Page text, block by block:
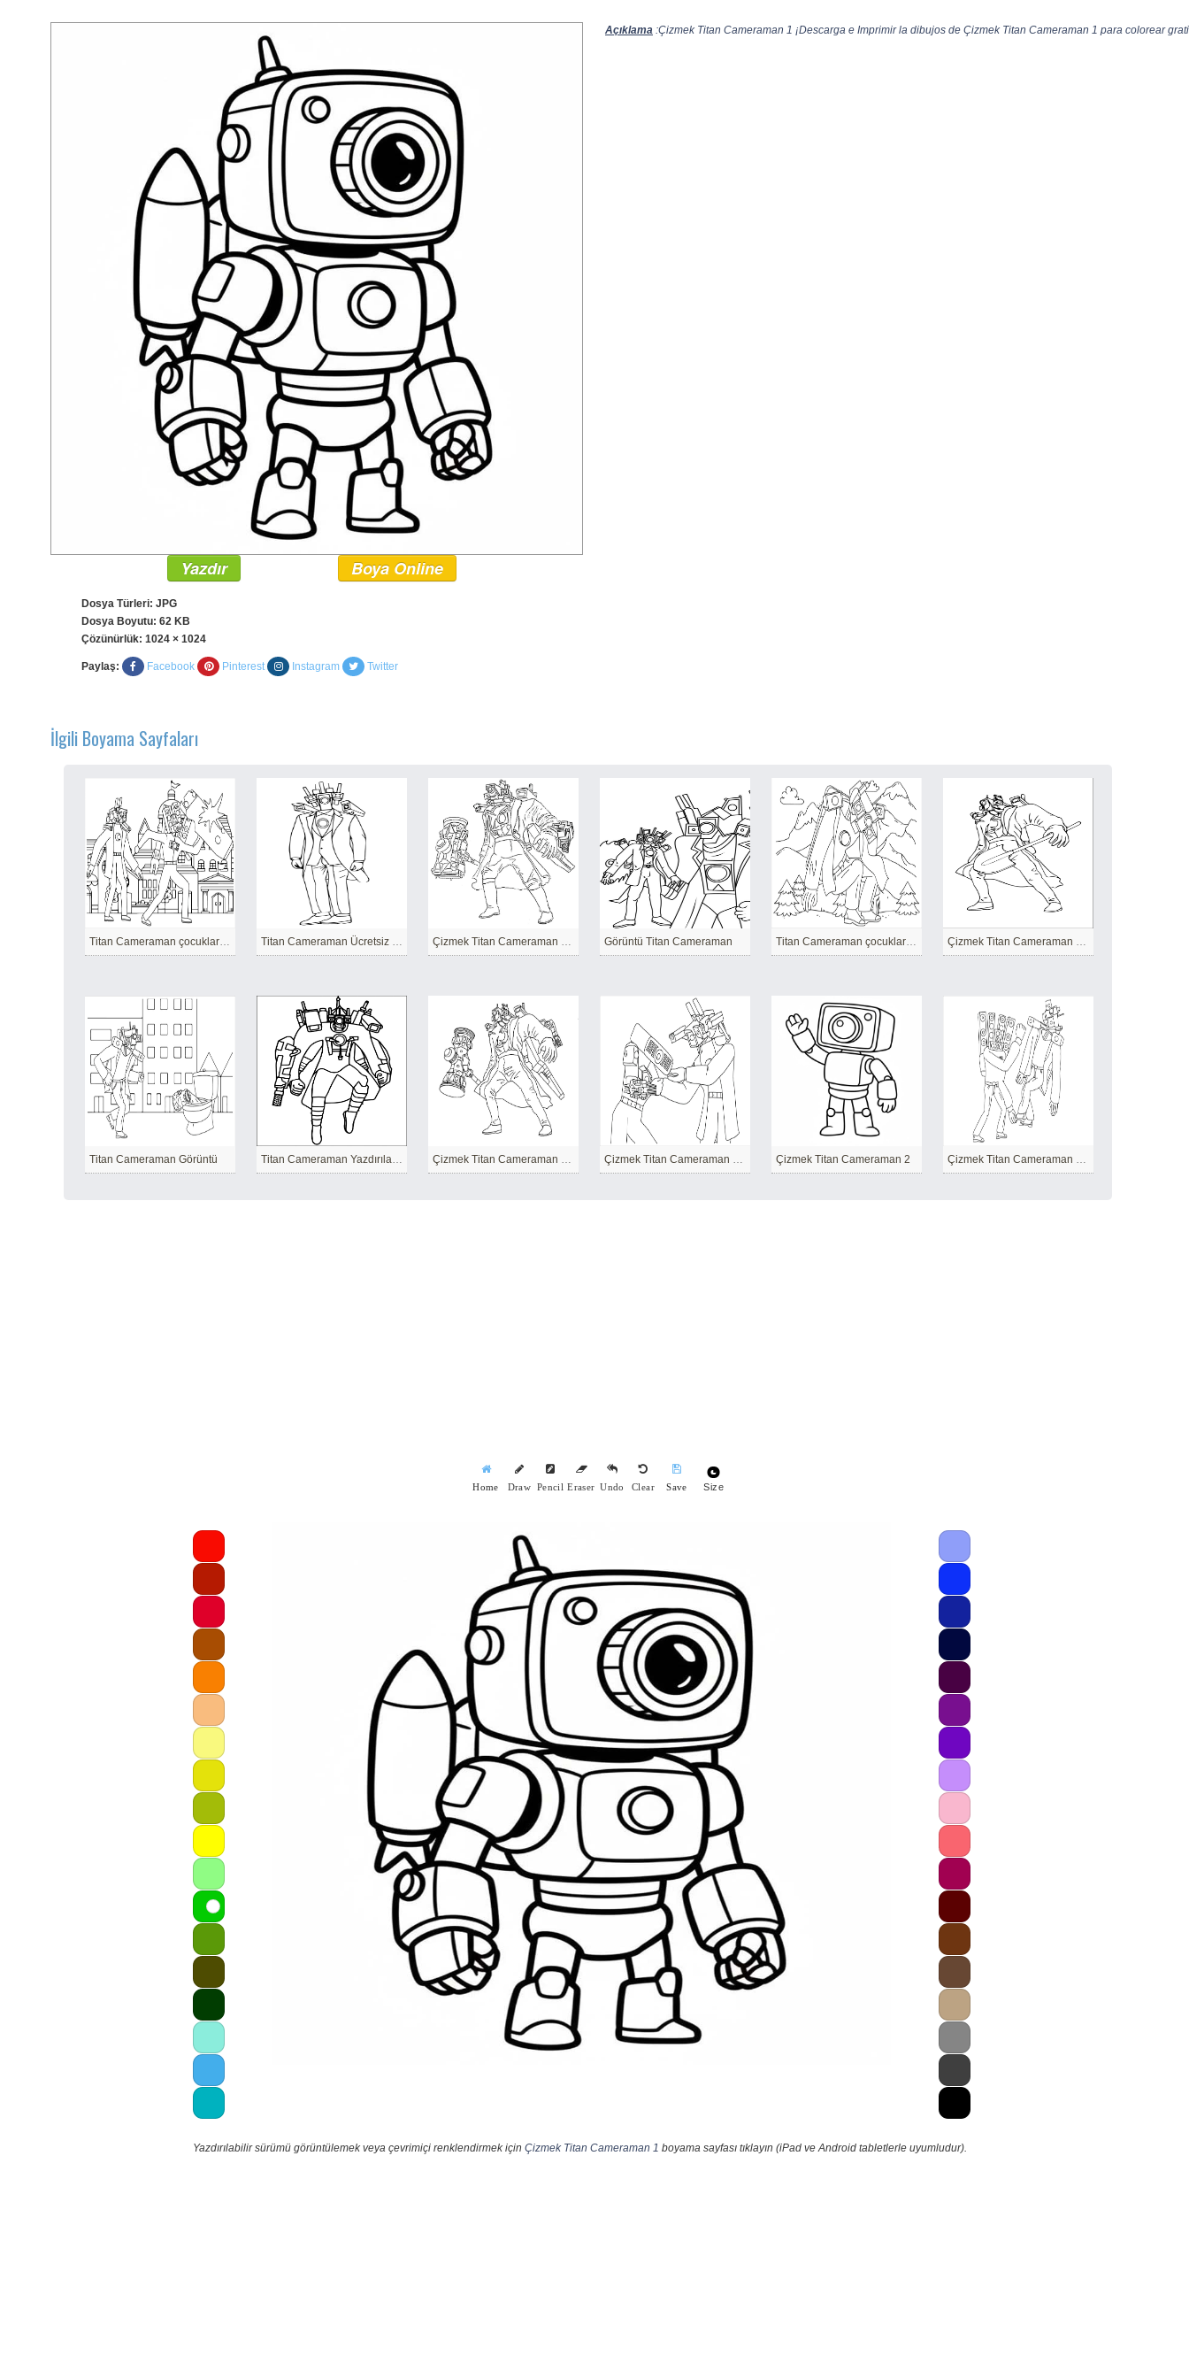
Açıklama :Çizmek Titan Cameraman 1 ¡Descarga e Imprimir la dibujos de Çizmek Titan Cameraman 1 para colorear
Yazdır Boya Online
Dosya Türleri: JPG
Dosya Boyutu: 62 KB
Çözünürlük: 1024 × 1024
Paylaş: Facebook Pinterest Instagram Twitter
İlgili Boyama Sayfaları
Titan Cameraman çocuklar için basit Titan Cameraman Ücretsiz Yazdırılabilir Çizmek Titan Cameraman çocuklar için yazdırılabilir Görüntü Titan Cameraman Titan Cameraman çocuklar için ücretsiz Çizmek Titan Cameraman Ücretsiz
Titan Cameraman Görüntü Titan Cameraman Yazdırılabilir Çizmek Titan Cameraman Yazdırılabilir Çizmek Titan Cameraman çocuklar için temel Çizmek Titan Cameraman 2 Çizmek Titan Cameraman basit
Home Draw Pencil Eraser Undo Clear Save Size
Yazdırılabilir sürümü görüntülemek veya çevrimiçi renklendirmek için Çizmek Titan Cameraman 1 boyama sayfası tıklayın (iPad ve Android tabletlerle uyumludur).